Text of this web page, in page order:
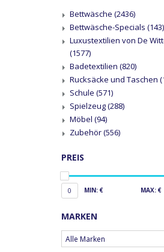
Bettwäsche (2436)
Bettwäsche-Specials (143)
Luxustextilien von De
(1577)
Badetextilien (820)
Rucksäcke und Taschen
Schule (571)
Spielzeug(288)
Möbel (94)
Zubehör(556)
PREIS
0 MIN: € MAX: €
MARKEN